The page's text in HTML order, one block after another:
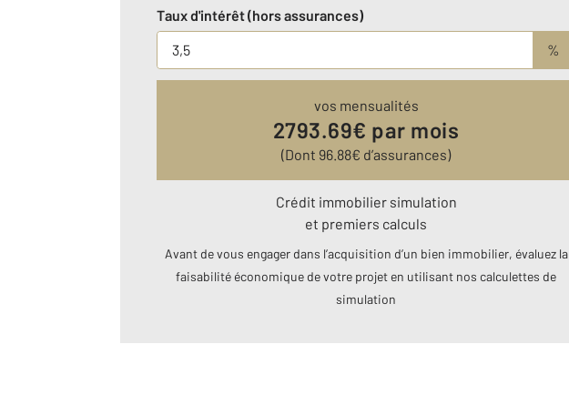
Taux d'intérêt (hors assurances)
%
vos mensualités
2793.69€ par mois
(Dont 96.88€ d’assurances)
Crédit immobilier simulation
et premiers calculs
Avant de vous engager dans l’acquisition d’un bien immobilier, évaluez la
faisabilité économique de votre projet en utilisant nos calculettes de
simulation